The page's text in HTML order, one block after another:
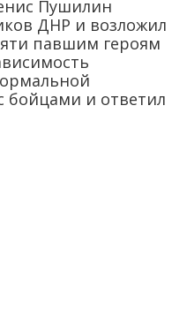
Пушилин
ДНР и возложил
павшим героям
бойцами и ответил